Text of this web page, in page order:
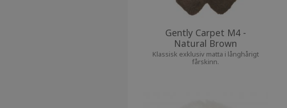
Gently Carpet M4 -
Natural Brown
Klassisk exklusiv matta i långhårigt
fårskinn.